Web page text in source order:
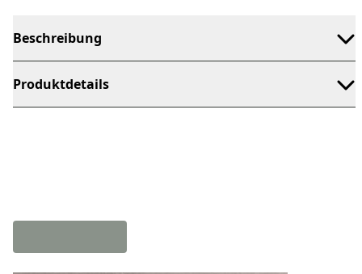
Beschreibung
Produktdetails